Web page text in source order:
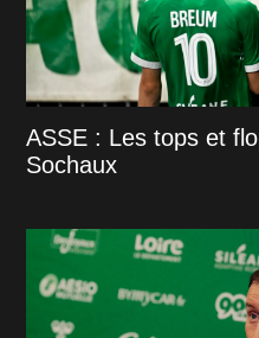
ASSE : Les tops et
Sochaux